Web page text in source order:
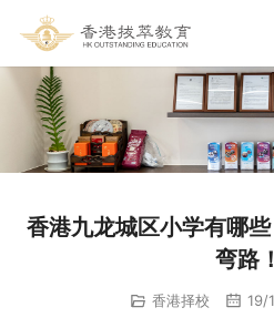
香港九龙城区小学有哪
弯路！
香港择校 19/